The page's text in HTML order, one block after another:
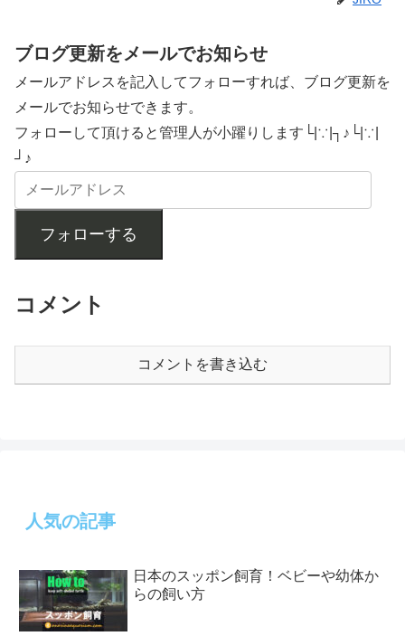
ブログ更新をメールでお知らせ
メールアドレスを記入してフォローすれば、ブログ更新を
メールでお知らせできます。
フォローして頂けると管理人が小躍りします└|∵|┐♪└|∵|
┘♪
フォローする
コメント
コメントを書き込む
人気の記事
日本のスッポン飼育！ベビーや幼体か
らの飼い方